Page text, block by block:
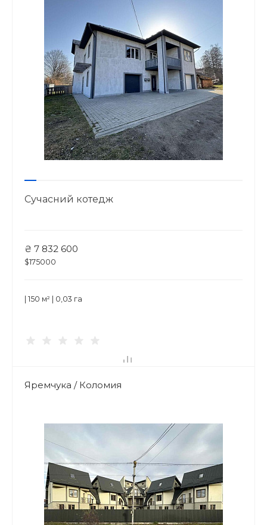
Сучасний котедж
₴ 7 832 600
$175000
| 150 м² | 0,03 га
Яремчука / Коломия